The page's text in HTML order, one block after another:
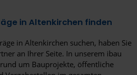
in Altenkirchen finden
in Altenkirchen suchen, haben Sie
an Ihrer Seite. In unserem ibau
um Bauprojekte, öffentliche